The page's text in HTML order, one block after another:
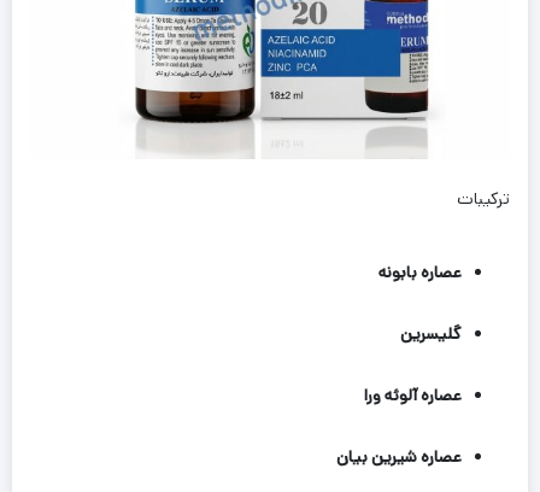
ترکیبات
عصاره بابونه
گلیسرین
عصاره آلوئه ورا
عصاره شیرین بیان